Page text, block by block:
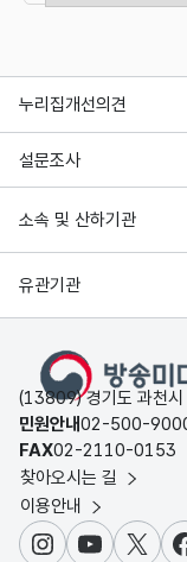
누리집개선의견
설문조사
소속 및 산하기관
유관기관
(13809) 경기도 과천
민원안내02-500-
FAX02-2110-0153
찾아오시는 길
이용안내